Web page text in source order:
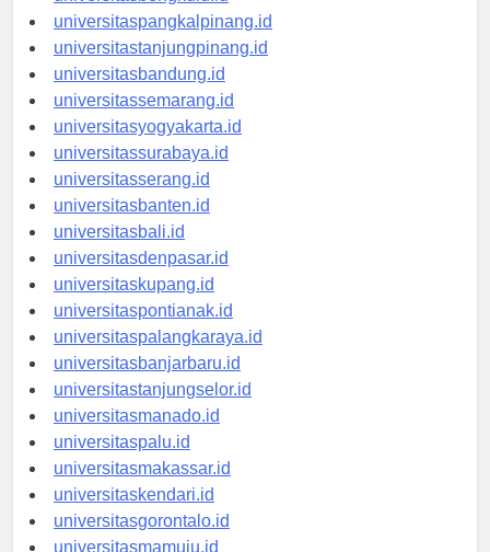
universitasbengkulu.id
universitaspangkalpinang.id
universitastanjungpinang.id
universitasbandung.id
universitassemarang.id
universitasyogyakarta.id
universitassurabaya.id
universitasserang.id
universitasbanten.id
universitasbali.id
universitasdenpasar.id
universitaskupang.id
universitaspontianak.id
universitaspalangkaraya.id
universitasbanjarbaru.id
universitastanjungselor.id
universitasmanado.id
universitaspalu.id
universitasmakassar.id
universitaskendari.id
universitasgorontalo.id